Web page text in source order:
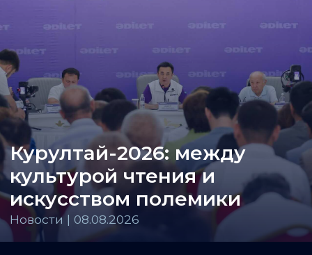
Курултай-2026: между
культурой чтения и
искусством полемики
Новости | 08.08.2026